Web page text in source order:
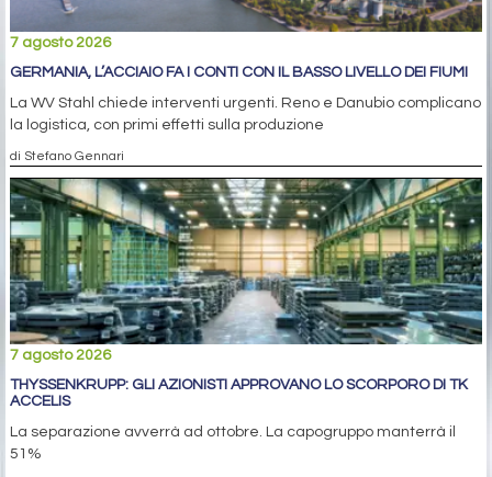
7 agosto 2026
GERMANIA, L’ACCIAIO FA I CONTI CON IL BASSO LIVELLO DEI FIUMI
La WV Stahl chiede interventi urgenti. Reno e Danubio complicano
la logistica, con primi effetti sulla produzione
di Stefano Gennari
7 agosto 2026
THYSSENKRUPP: GLI AZIONISTI APPROVANO LO SCORPORO DI TK
ACCELIS
La separazione avverrà ad ottobre. La capogruppo manterrà il
51%